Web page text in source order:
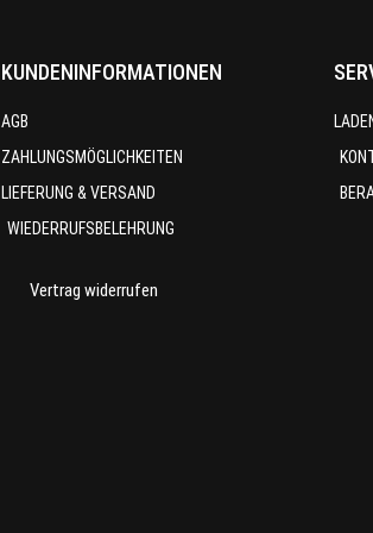
KUNDENINFORMATIONEN
AGB
ZAHLUNGSMÖGLICHKEITEN
LIEFERUNG & VERSAND
WIEDERRUFSBELEHRUNG
Vertrag widerrufen